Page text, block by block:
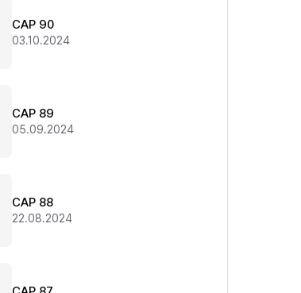
CAP 90
03.10.2024
CAP 89
05.09.2024
CAP 88
22.08.2024